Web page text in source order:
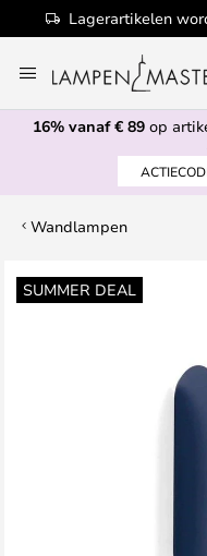
Lagerartikelen
naar
de
inhoud
16% vanaf € 89 op
Wandlampen
SUMMER DEAL
Ga
naar